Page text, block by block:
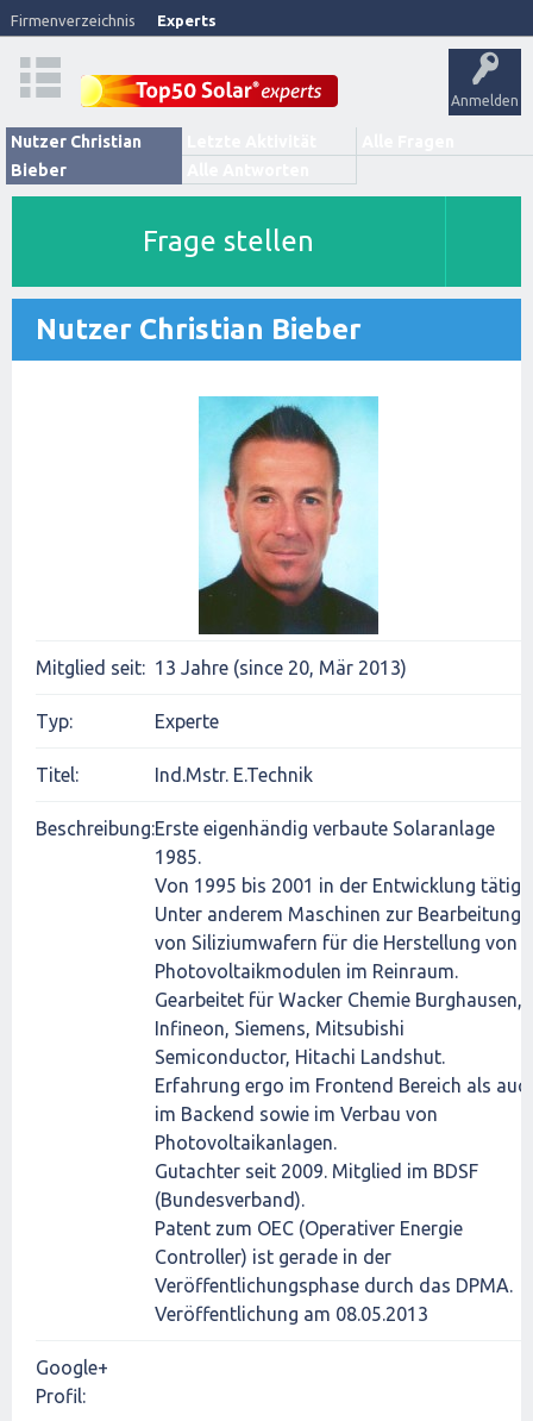
Firmenverzeichnis Experts
Anmelden
Nutzer Christian
Bieber
Frage stellen
Nutzer Christian Bieber
Mitglied seit: 13 Jahre (since 20, Mär 2013)
Typ: Experte
Titel: Ind.Mstr. E.Technik
Beschreibung:Erste eigenhändig verbaute Solaranlage
1985.
Von 1995 bis 2001 in der Entwicklung tätig.
Unter anderem Maschinen zur Bearbeitung
von Siliziumwafern für die Herstellung von
Photovoltaikmodulen im Reinraum.
Gearbeitet für Wacker Chemie Burghausen,
Infineon, Siemens, Mitsubishi
Semiconductor, Hitachi Landshut.
Erfahrung ergo im Frontend Bereich als
im Backend sowie im Verbau von
Photovoltaikanlagen.
Gutachter seit 2009. Mitglied im BDSF
(Bundesverband).
Patent zum OEC (Operativer Energie
Controller) ist gerade in der
Veröffentlichungsphase durch das DPMA.
Veröffentlichung am 08.05.2013
Google+
Profil: